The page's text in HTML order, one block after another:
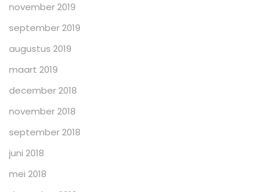
november 2019
september 2019
augustus 2019
maart 2019
december 2018
november 2018
september 2018
juni 2018
mei 2018